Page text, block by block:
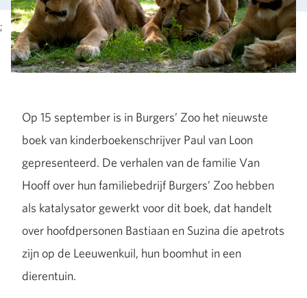
;
Op 15 september is in Burgers’ Zoo het nieuwste
boek van kinderboekenschrijver Paul van Loon
gepresenteerd. De verhalen van de familie Van
Hooff over hun familiebedrijf Burgers’ Zoo hebben
als katalysator gewerkt voor dit boek, dat handelt
over hoofdpersonen Bastiaan en Suzina die apetrots
zijn op de Leeuwenkuil, hun boomhut in een
dierentuin.